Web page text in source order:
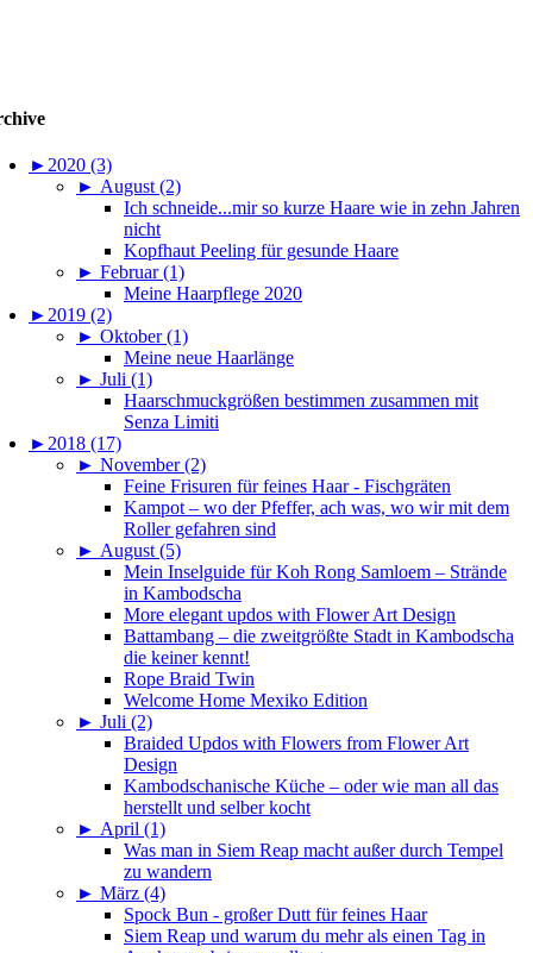
► 2020 (3)
► August (2)
Ich schneide...mir so kurze Haare wie in zehn Jahren
nicht
Kopfhaut Peeling für gesunde Haare
► Februar (1)
Meine Haarpflege 2020
► 2019 (2)
► Oktober (1)
Meine neue Haarlänge
► Juli (1)
Haarschmuckgrößen bestimmen zusammen mit
Senza Limiti
► 2018 (17)
► November (2)
Feine Frisuren für feines Haar - Fischgräten
Kampot – wo der Pfeffer, ach was, wo wir mit dem
Roller gefahren sind
► August (5)
Mein Inselguide für Koh Rong Samloem – Strände
in Kambodscha
More elegant updos with Flower Art Design
Battambang – die zweitgrößte Stadt in Kambodscha
die keiner kennt!
Rope Braid Twin
Welcome Home Mexiko Edition
► Juli (2)
Braided Updos with Flowers from Flower Art
Design
Kambodschanische Küche – oder wie man all das
herstellt und selber kocht
► April (1)
Was man in Siem Reap macht außer durch Tempel
zu wandern
► März (4)
Spock Bun - großer Dutt für feines Haar
Siem Reap und warum du mehr als einen Tag in